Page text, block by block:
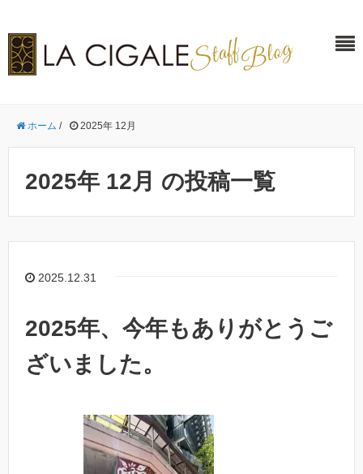
ホーム / 2025年 12月
2025年 12月 の投稿一覧
2025.12.31
2025年、今年もありがとうご
ざいました。